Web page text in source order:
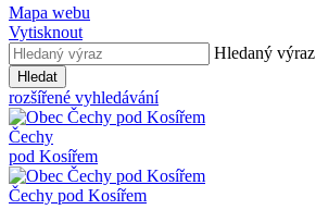
Mapa webu
Vytisknout
Hledaný výraz
Hledat
rozšířené vyhledávání
Čechy
pod Kosířem
Čechy pod Kosířem